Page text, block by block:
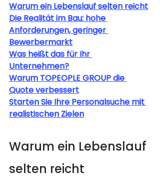
Warum ein Lebenslauf selten reicht
Die Realität im Bau: hohe
Anforderungen, geringer
Bewerbermarkt
Was heißt das für Ihr
Unternehmen?
Warum TOPEOPLE GROUP die
Quote verbessert
Starten Sie Ihre Personalsuche mit
realistischen Zielen
Warum ein Lebenslauf
selten reicht